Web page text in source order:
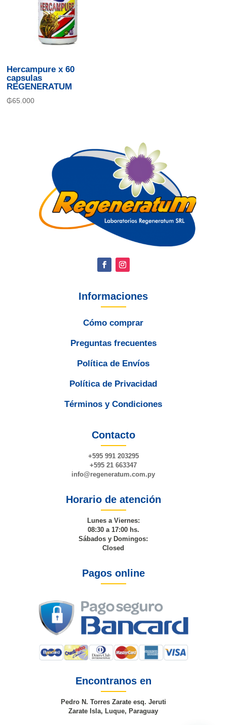
Hercampure x 60
capsulas
REGENERATUM
₲65.000
Informaciones
Cómo comprar
Preguntas frecuentes
Política de Envíos
Política de Privacidad
Términos y Condiciones
Contacto
+595 991 203295
+595 21 663347
info@regeneratum.com.py
Horario de atención
Lunes a Viernes:
08:30 a 17:00 hs.
Sábados y Domingos:
Closed
Pagos online
Encontranos en
Pedro N. Torres Zarate esq. Jeruti
Zarate Isla, Luque, Paraguay